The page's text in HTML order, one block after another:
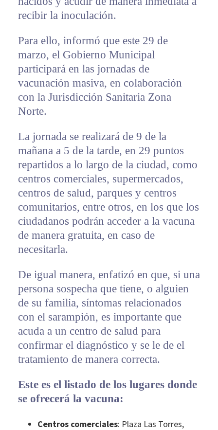
recibir la inoculación.
Para ello, informó que este 29 de
marzo, el Gobierno Municipal
participará en las jornadas de
vacunación masiva, en colaboración
con la Jurisdicción Sanitaria Zona
Norte.
La jornada se realizará de 9 de la
mañana a 5 de la tarde, en 29 puntos
repartidos a lo largo de la ciudad, como
centros comerciales, supermercados,
centros de salud, parques y centros
comunitarios, entre otros, en los que los
ciudadanos podrán acceder a la vacuna
de manera gratuita, en caso de
necesitarla.
De igual manera, enfatizó en que, si una
persona sospecha que tiene, o alguien
de su familia, síntomas relacionados
con el sarampión, es importante que
acuda a un centro de salud para
confirmar el diagnóstico y se le de el
tratamiento de manera correcta.
Este es el listado de los lugares donde
se ofrecerá la vacuna:
Centros comerciales: Plaza Las Torres,